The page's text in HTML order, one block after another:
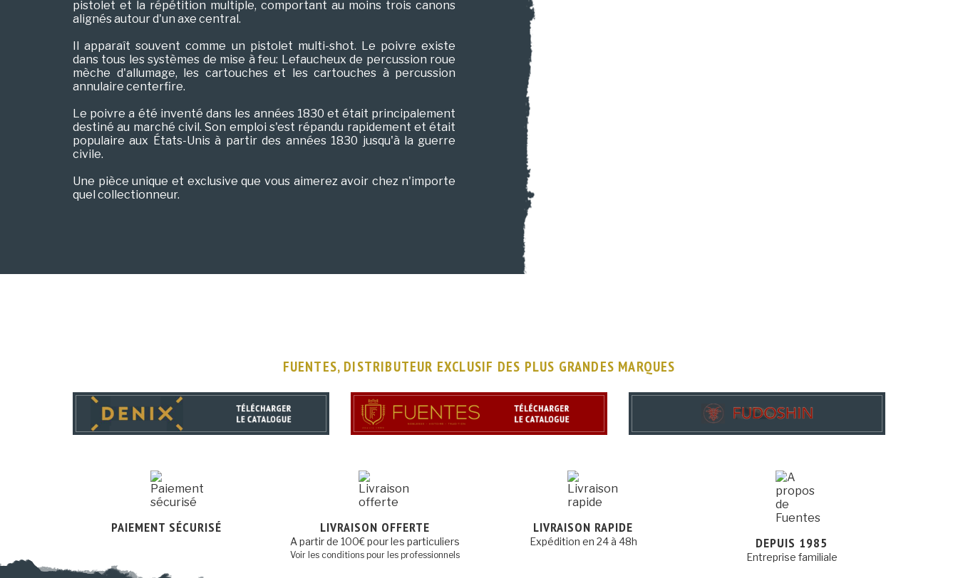
pistolet et la répétition multiple, comportant au moins trois canons
alignés autour d'un axe central.
Il apparaît souvent comme un pistolet multi-shot. Le poivre existe
dans tous les systèmes de mise à feu: Lefaucheux de percussion roue
mèche d'allumage, les cartouches et les cartouches à percussion
annulaire centerfire.
Le poivre a été inventé dans les années 1830 et était principalement
destiné au marché civil. Son emploi s'est répandu rapidement et était
populaire aux États-Unis à partir des années 1830 jusqu'à la guerre
civile.
Une pièce unique et exclusive que vous aimerez avoir chez n'importe
quel collectionneur.
FUENTES, DISTRIBUTEUR EXCLUSIF DES PLUS GRANDES MARQUES
PAIEMENT SÉCURISÉ LIVRAISON OFFERTE
A partir de 100€ pour les particuliers
Voir les conditions pour les professionnels
LIVRAISON RAPIDE
Expédition en 24 à 48h DEPUIS 1985
Entreprise familiale